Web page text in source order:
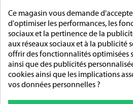
PAGES
L'entreprise
Sur mesure
Mentions légales
Conditions générales de vente
ADRESSE/TÉLÉPHONE
Ce magasin vous demande
d'optimiser les performances, les
sociaux et la pertinence de la
aux réseaux sociaux et à la publicité
offrir des fonctionnalités optimisées
ainsi que des publicités
cookies ainsi que les implications
vos données personnelles ?